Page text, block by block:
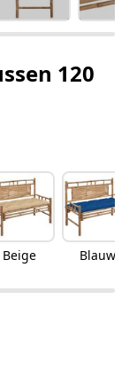
120
Beige Blauw